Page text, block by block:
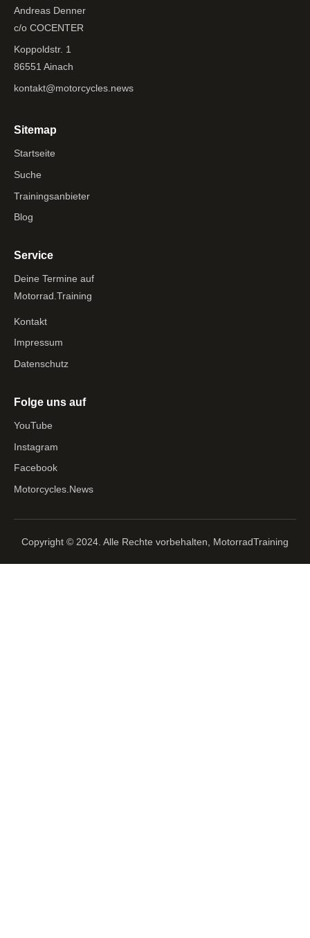
Andreas Denner
c/o COCENTER
Koppoldstr. 1
86551 Ainach
kontakt@motorcycles.news
Sitemap
Startseite
Suche
Trainingsanbieter
Blog
Service
Deine Termine auf
Motorrad.Training
Kontakt
Impressum
Datenschutz
Folge uns auf
YouTube
Instagram
Facebook
Motorcycles.News
Copyright © 2024. Alle Rechte vorbehalten, MotorradTraining